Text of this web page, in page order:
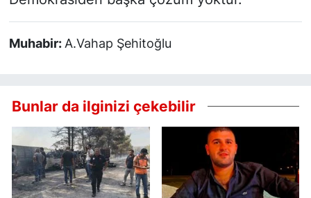
Muhabir:A.Vahap Şehitoğlu
Bunlar da ilginizi çekebilir